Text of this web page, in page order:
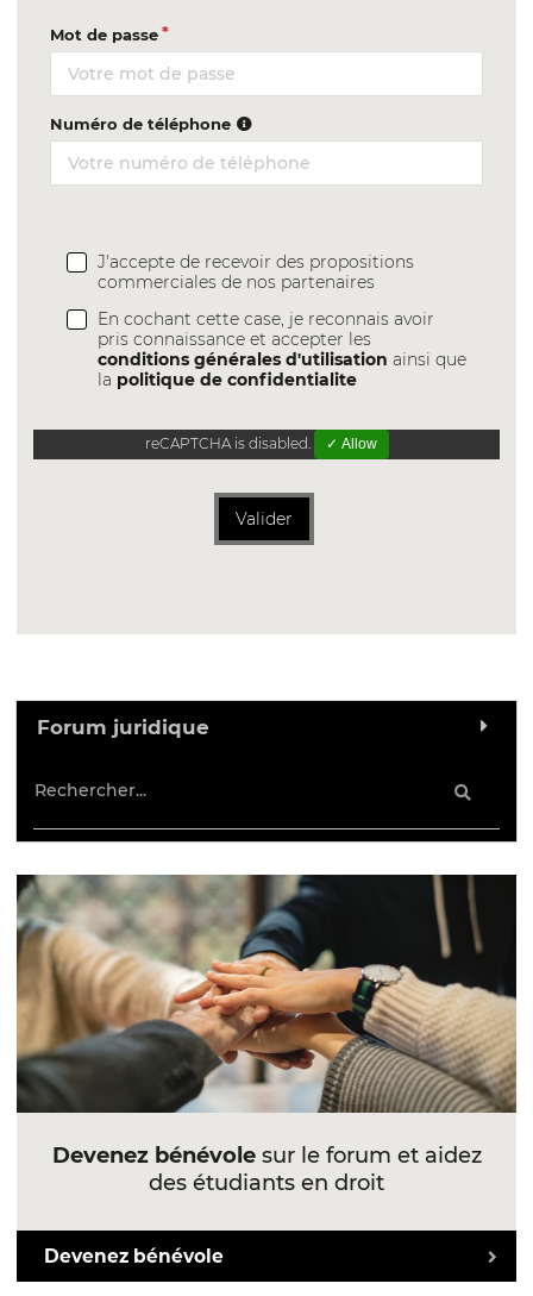
Mot de passe
Numéro de téléphone
J'accepte de recevoir des propositions
commerciales de nos partenaires
En cochant cette case, je reconnais avoir
pris connaissance et accepter les
conditions générales d'utilisation ainsi que
la politique de confidentialite
reCAPTCHA is disabled. ✓ Allow
Valider
Forum juridique
Devenez bénévolesur le forum et aidez
des étudiants en droit
Devenez bénévole